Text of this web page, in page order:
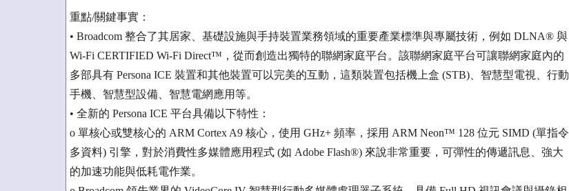
重點/關鍵事實：
• Broadcom 整合了其居家、基礎設施與手持裝置業務領域的重要產業標準與專屬技術，例如 DLNA® 與
Wi-Fi CERTIFIED Wi-Fi Direct™，從而創造出獨特的聯網家庭平台。該聯網家庭平台可讓聯網家庭內的
多部具有 Persona ICE 裝置和其他裝置可以完美的互動，這類裝置包括機上盒 (STB)、智慧型電視、行動
手機、智慧型設備、智慧電網應用等。
• 全新的 Persona ICE 平台具備以下特性：
o 單核心或雙核心的 ARM Cortex A9 核心，使用 GHz+ 頻率，採用 ARM Neon™ 128 位元 SIMD (單指令
多資料) 引擎，對於消費性多媒體應用程式 (如 Adobe Flash®) 來說非常重要，可彈性的傳遞訊息、強大
的加速功能與低耗電作業。